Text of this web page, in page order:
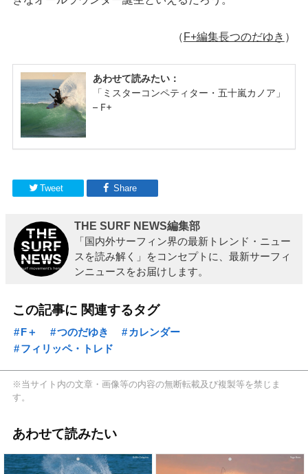
（F+編集長つのだゆき ）
Tweet Share
THE SURF NEWS編集部
「国内外サーフィン界の最新トレンド・ニュー
スを読み解く」をコンセプトに、最新サーフィ
ンニュースをお届けします。
この記事に 関連するタグ
F＋ つのだゆき
カレンダー
フィリッペ・トレド
※当サイト内の文章・画像等の内容の無断転載及び複製等を禁じま
す。
あわせて読みたい